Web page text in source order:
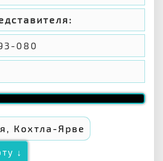
080
Кохтла-Ярве
↓